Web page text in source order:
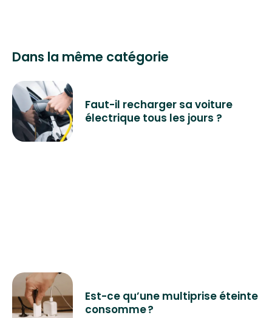
Dans la même catégorie
Faut-il recharger sa voiture
électrique tous les jours ?
Est-ce qu’une multiprise éteinte
consomme ?